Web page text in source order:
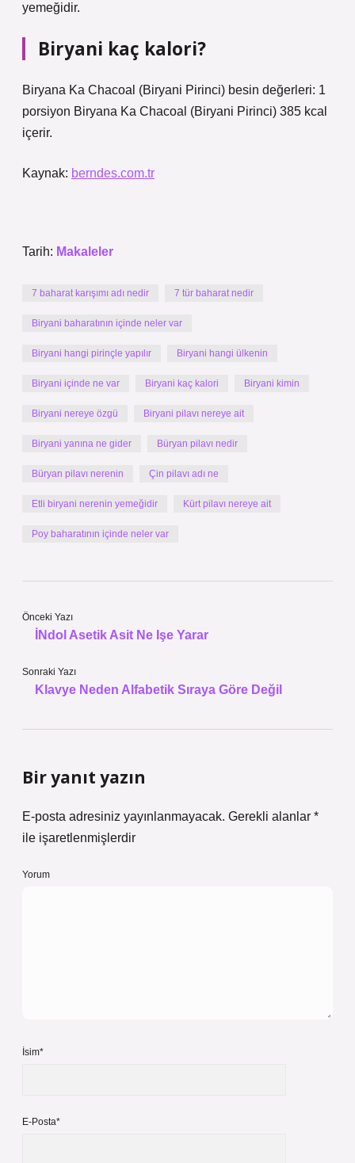
yemeğidir.
Biryani kaç kalori?
Biryana Ka Chacoal (Biryani Pirinci) besin değerleri: 1
porsiyon Biryana Ka Chacoal (Biryani Pirinci) 385 kcal
içerir.
Kaynak: berndes.com.tr
Tarih: Makaleler
7 baharat karışımı adı nedir 7 tür baharat nedir
Biryani baharatının içinde neler var
Biryani hangi pirinçle yapılır Biryani hangi ülkenin
Biryani içinde ne var Biryani kaç kalori Biryani kimin
Biryani nereye özgü Biryani pilavı nereye ait
Biryani yanına ne gider Büryan pilavı nedir
Büryan pilavı nerenin Çin pilavı adı ne
Etli biryani nerenin yemeğidir Kürt pilavı nereye ait
Poy baharatının içinde neler var
Önceki Yazı
İNdol Asetik Asit Ne Işe Yarar
Sonraki Yazı
Klavye Neden Alfabetik Sıraya Göre Değil
Bir yanıt yazın
E-posta adresiniz yayınlanmayacak. Gerekli alanlar *
ile işaretlenmişlerdir
Yorum
İsim*
E-Posta*